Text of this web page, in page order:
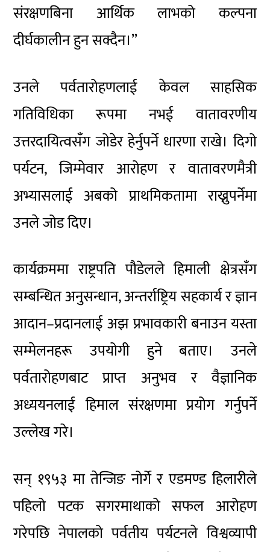
संरक्षणबिना आर्थिक लाभको कल्पना
दीर्घकालीन हुन सक्दैन।”
उनले पर्वतारोहणलाई केवल साहसिक
गतिविधिका रूपमा नभई वातावरणीय
उत्तरदायित्वसँग जोडेर हेर्नुपर्ने धारणा राखे। दिगो
पर्यटन, जिम्मेवार आरोहण र वातावरणमैत्री
अभ्यासलाई अबको प्राथमिकतामा राख्नुपर्नेमा
उनले जोड दिए।
कार्यक्रममा राष्ट्रपति पौडेलले हिमाली क्षेत्रसँग
सम्बन्धित अनुसन्धान, अन्तर्राष्ट्रिय सहकार्य र ज्ञान
आदान–प्रदानलाई अझ प्रभावकारी बनाउन यस्ता
सम्मेलनहरू उपयोगी हुने बताए। उनले
पर्वतारोहणबाट प्राप्त अनुभव र वैज्ञानिक
अध्ययनलाई हिमाल संरक्षणमा प्रयोग गर्नुपर्ने
उल्लेख गरे।
सन् १९५३ मा तेन्जिङ नोर्गे र एडमण्ड हिलारीले
पहिलो पटक सगरमाथाको सफल आरोहण
गरेपछि नेपालको पर्वतीय पर्यटनले विश्वव्यापी